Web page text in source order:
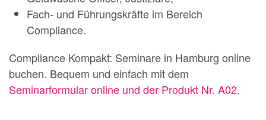
Fach- und Führungskräfte im Bereich
Compliance.
Compliance Kompakt: Seminare in Hamburg online
buchen. Bequem und einfach mit dem
Seminarformular online und der Produkt Nr. A02.